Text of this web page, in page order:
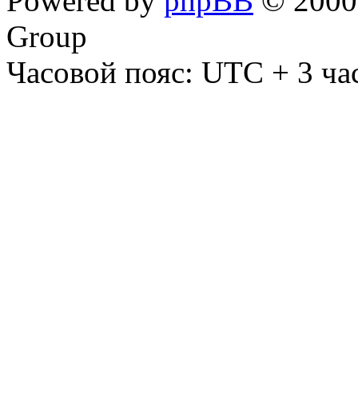
Group
Часовой пояс: UTC + 3